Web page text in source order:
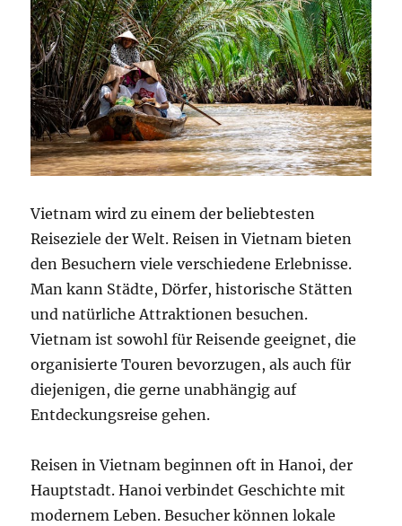
Vietnam wird zu einem der beliebtesten
Reiseziele der Welt. Reisen in Vietnam bieten
den Besuchern viele verschiedene Erlebnisse.
Man kann Städte, Dörfer, historische Stätten
und natürliche Attraktionen besuchen.
Vietnam ist sowohl für Reisende geeignet, die
organisierte Touren bevorzugen, als auch für
diejenigen, die gerne unabhängig auf
Entdeckungsreise gehen.
Reisen in Vietnam beginnen oft in Hanoi, der
Hauptstadt. Hanoi verbindet Geschichte mit
modernem Leben. Besucher können lokale